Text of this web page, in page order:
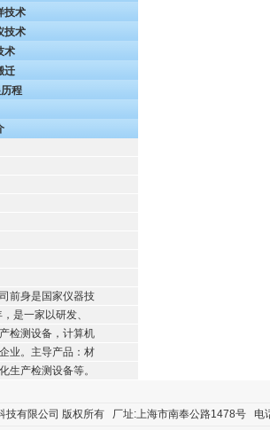
技术
技术
术
迁
程
前身是国家仪器技
是一家以研发、
检测设备，计算机
业。主导产品：材
生产检测设备等。
技有限公司 版权所有 厂址:上海市南奉公路1478号